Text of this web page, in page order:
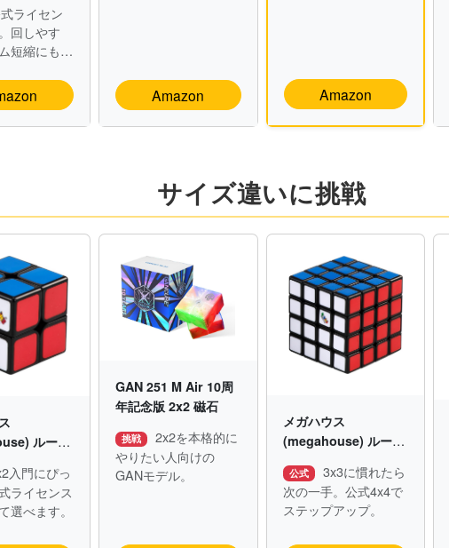
ライセン
回しやす
短縮にも向
Amazon Amazon
サイズ違いに挑戦
ルービ
式ライセ
入門にぴっ
ライセンス
選べます。
GAN 251 M Air 10周
年記念版 2x2 磁石
挑戦
2x2を本格的に
やりたい人向けの
GANモデル。
メガハウス
(megahouse) ルービ
ver.3.0【公式ライセ
ンス商品】
公式
3x3に慣れたら
次の一手。公式4x4で
ステップアップ。